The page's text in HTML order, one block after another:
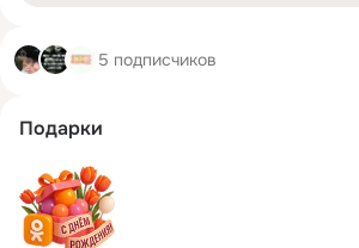
5 подписчиков
Подарки